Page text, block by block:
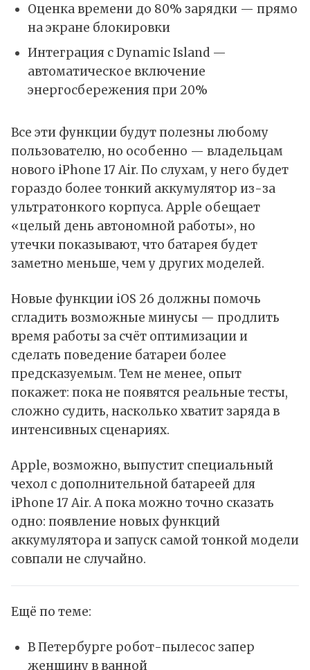
Оценка времени до 80% зарядки — прямо
на экране блокировки
Интеграция с Dynamic Island —
автоматическое включение
энергосбережения при 20%
Все эти функции будут полезны любому
пользователю, но особенно — владельцам
нового iPhone 17 Air. По слухам, у него будет
гораздо более тонкий аккумулятор из-за
ультратонкого корпуса. Apple обещает
«целый день автономной работы», но
утечки показывают, что батарея будет
заметно меньше, чем у других моделей.
Новые функции iOS 26 должны помочь
сгладить возможные минусы — продлить
время работы за счёт оптимизации и
сделать поведение батареи более
предсказуемым. Тем не менее, опыт
покажет: пока не появятся реальные тесты,
сложно судить, насколько хватит заряда в
интенсивных сценариях.
Apple, возможно, выпустит специальный
чехол с дополнительной батареей для
iPhone 17 Air. А пока можно точно сказать
одно: появление новых функций
аккумулятора и запуск самой тонкой модели
совпали не случайно.
Ещё по теме:
В Петербурге робот-пылесос запер
женщину в ванной